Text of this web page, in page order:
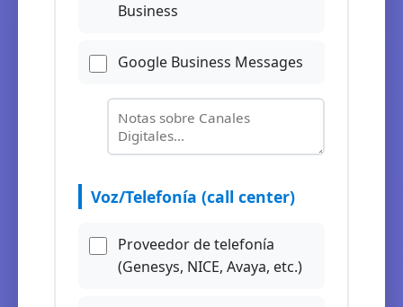
Business
Google Business Messages
Voz/Telefonía (call center)
Proveedor de telefonía
(Genesys, NICE, Avaya, etc.)